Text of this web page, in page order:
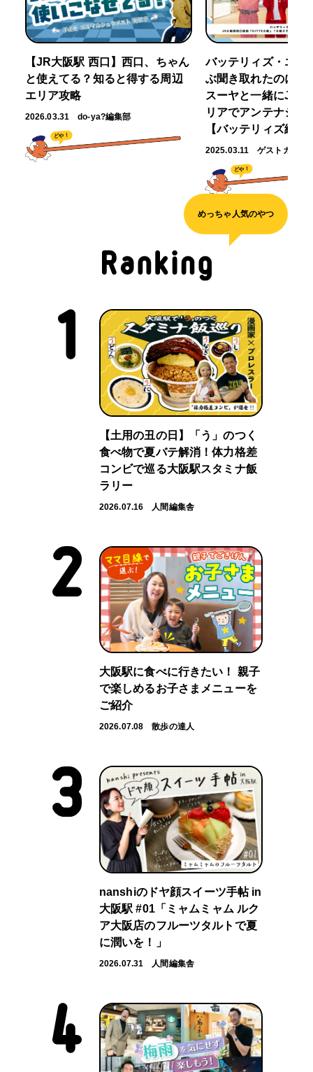
【JR大阪駅 西口】西口、ちゃん
と使えてる？知ると得する周辺
エリア攻略
2026.03.31 do-ya?編集部
どや！
バッテリィズ・エー
ぶ聞き取れたのに～
スーヤと一緒にJR
リアでアンテナショ
【バッテリィズ編】
2025.03.11 ゲストガイド
どや！
めっちゃ人気のやつ
【土用の丑の日】「う」のつく
食べ物で夏バテ解消！体力格差
コンビで巡る大阪駅スタミナ飯
ラリー
2026.07.16 人間編集舎
大阪駅に食べに行きたい！ 親子
で楽しめるお子さまメニューを
ご紹介
2026.07.08 散歩の達人
nanshiのドヤ顔スイーツ手帖 in
大阪駅 #01「ミャムミャム ルク
ア大阪店のフルーツタルトで夏
に潤いを！」
2026.07.31 人間編集舎